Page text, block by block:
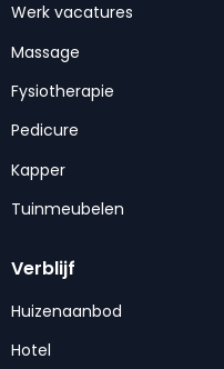
Werk vacatures
Massage
Fysiotherapie
Pedicure
Kapper
Tuinmeubelen
Verblijf
Huizenaanbod
Hotel